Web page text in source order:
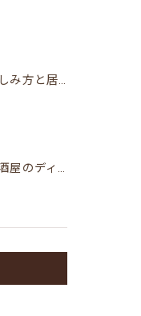
一人飲みの楽しみ方と居酒屋の魅力
心身を癒す居酒屋のディナータイムの楽しみ方